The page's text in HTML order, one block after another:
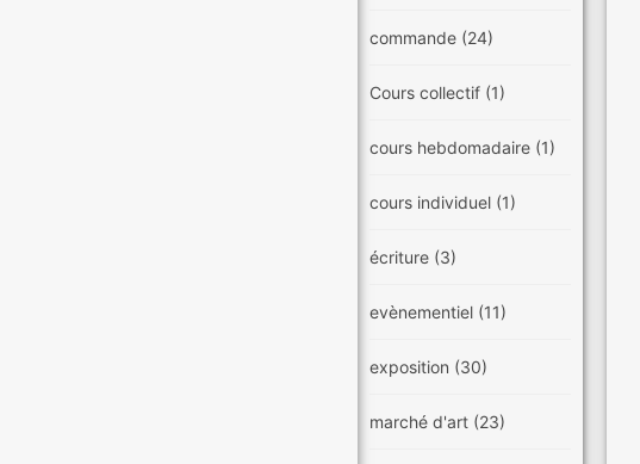
commande (24)
Cours collectif (1)
cours hebdomadaire (1)
cours individuel (1)
écriture (3)
evènementiel (11)
exposition (30)
marché d'art (23)